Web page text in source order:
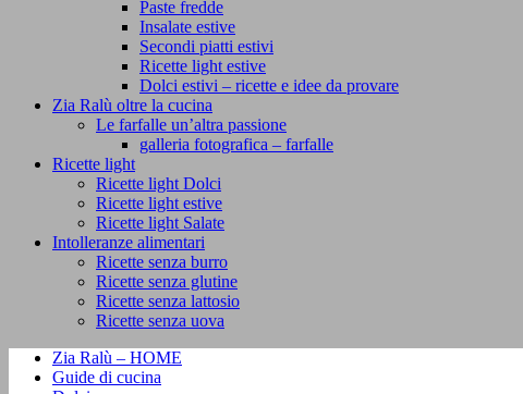
Paste fredde
Insalate estive
Secondi piatti estivi
Ricette light estive
Dolci estivi – ricette e idee da provare
Zia Ralù oltre la cucina
Le farfalle un’altra passione
galleria fotografica – farfalle
Ricette light
Ricette light Dolci
Ricette light estive
Ricette light Salate
Intolleranze alimentari
Ricette senza burro
Ricette senza glutine
Ricette senza lattosio
Ricette senza uova
Zia Ralù – HOME
Guide di cucina